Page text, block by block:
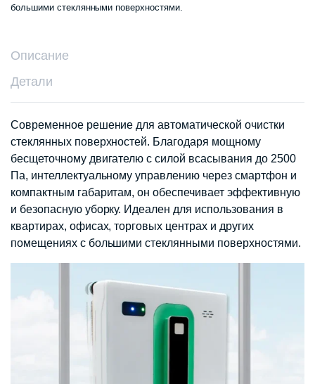
большими стеклянными поверхностями.
Описание
Детали
Современное решение для автоматической очистки
стеклянных поверхностей. Благодаря мощному
бесщеточному двигателю с силой всасывания до 2500
Па, интеллектуальному управлению через смартфон и
компактным габаритам, он обеспечивает эффективную
и безопасную уборку. Идеален для использования в
квартирах, офисах, торговых центрах и других
помещениях с большими стеклянными поверхностями.